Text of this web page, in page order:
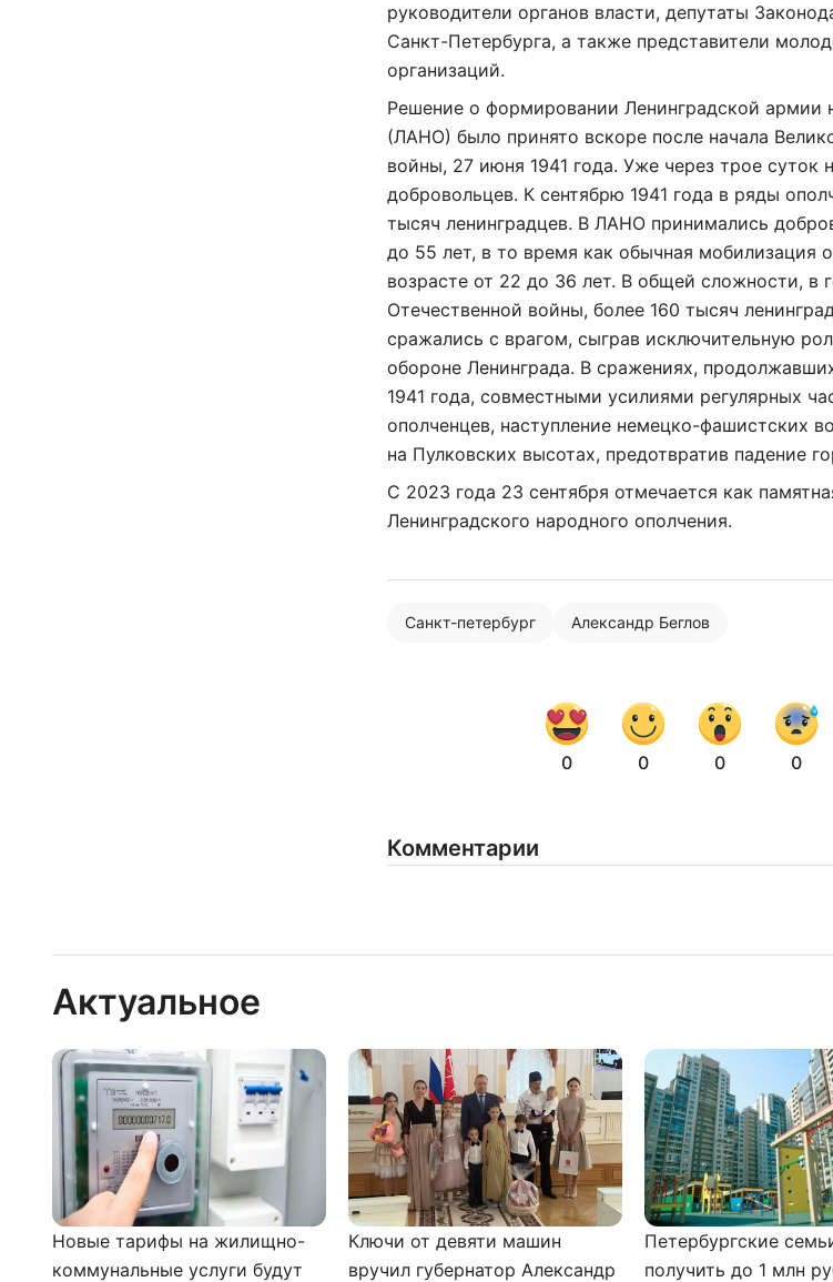
руководители органов власти, депутаты
Санкт-Петербурга, а также представители
организаций.
Решение о формировании Ленинградской армии
(ЛАНО) было принято вскоре после начала
войны, 27 июня 1941 года. Уже через трое суток
добровольцев. К сентябрю 1941 года в ряды
тысяч ленинградцев. В ЛАНО принимались
до 55 лет, в то время как обычная мобилизация
возрасте от 22 до 36 лет. В общей сложности, в
Отечественной войны, более 160 тысяч
сражались с врагом, сыграв исключительную
обороне Ленинграда. В сражениях,
1941 года, совместными усилиями регулярных
ополченцев, наступление немецко-фашистских
на Пулковских высотах, предотвратив падение
С 2023 года 23 сентября отмечается как
Ленинградского народного ополчения.
Санкт-петербург Александр Беглов
0 0 0 0
Комментарии
Актуальное
Новые тарифы на жилищно-
коммунальные услуги будут
Ключи от девяти машин
вручил губернатор Александр
Петербургские
получить до 1 млн
Нажимая на кнопку "Отправить" вы
соглашаетесь с политикой